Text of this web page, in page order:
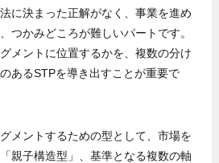
に決まった正解がなく、事業を進め
つかみどころが難しいパートです。
メントに位置するかを、複数の分け
あるSTPを導き出すことが重要で
メントするための型として、市場を
親子構造型」、基準となる複数の軸